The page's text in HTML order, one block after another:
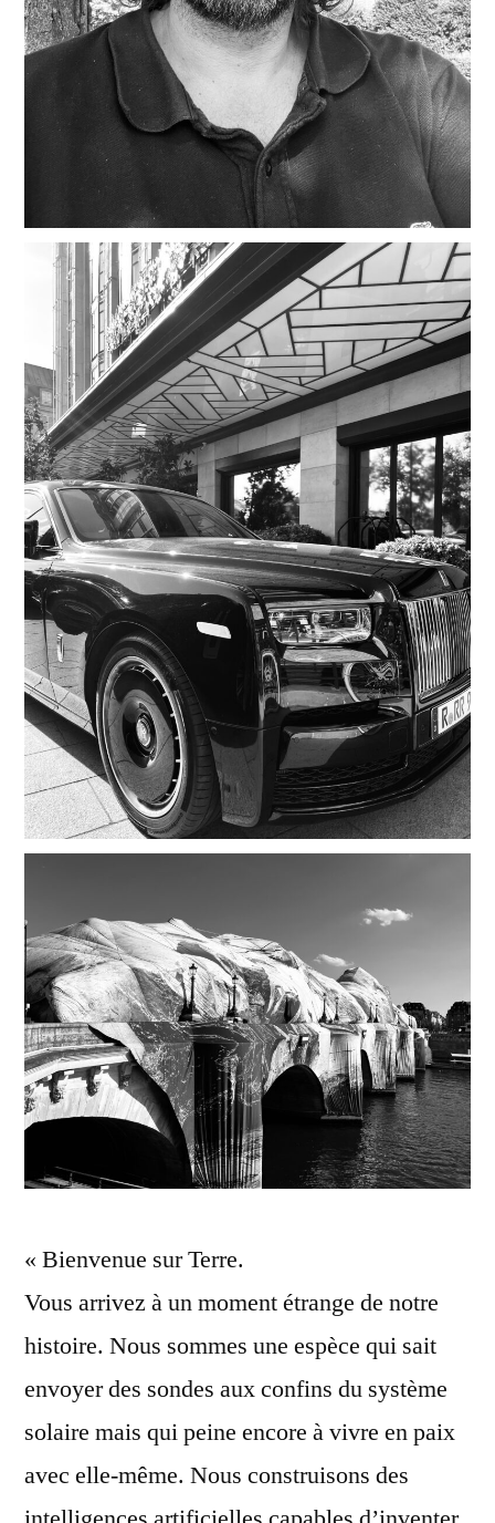
« Bienvenue sur Terre.
Vous arrivez à un moment étrange de notre
histoire. Nous sommes une espèce qui sait
envoyer des sondes aux confins du système
solaire mais qui peine encore à vivre en paix
avec elle-même. Nous construisons des